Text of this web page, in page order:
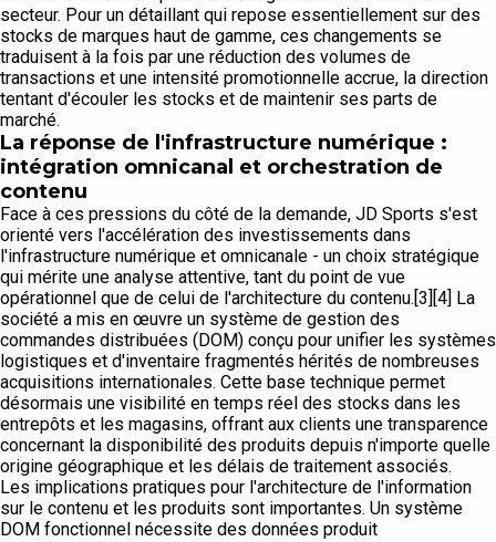
secteur. Pour un détaillant qui repose essentiellement sur des
stocks de marques haut de gamme, ces changements se
traduisent à la fois par une réduction des volumes de
transactions et une intensité promotionnelle accrue, la direction
tentant d'écouler les stocks et de maintenir ses parts de
marché.
La réponse de l'infrastructure numérique :
intégration omnicanal et orchestration de
contenu
Face à ces pressions du côté de la demande, JD Sports s'est
orienté vers l'accélération des investissements dans
l'infrastructure numérique et omnicanale - un choix stratégique
qui mérite une analyse attentive, tant du point de vue
opérationnel que de celui de l'architecture du contenu.[3][4] La
société a mis en œuvre un système de gestion des
commandes distribuées (DOM) conçu pour unifier les systèmes
logistiques et d'inventaire fragmentés hérités de nombreuses
acquisitions internationales. Cette base technique permet
désormais une visibilité en temps réel des stocks dans les
entrepôts et les magasins, offrant aux clients une transparence
concernant la disponibilité des produits depuis n'importe quelle
origine géographique et les délais de traitement associés.
Les implications pratiques pour l'architecture de l'information
sur le contenu et les produits sont importantes. Un système
DOM fonctionnel nécessite des données produit